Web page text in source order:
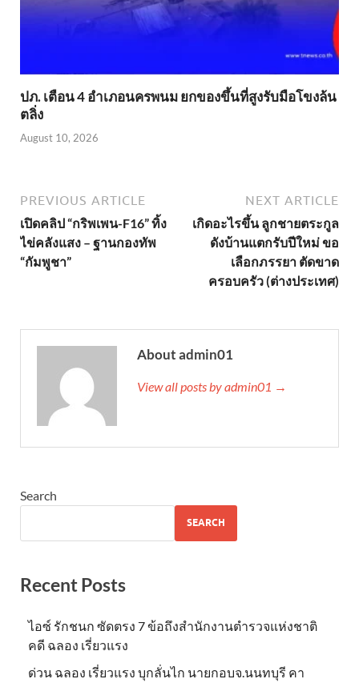
ปภ. เตือน 4 อำเภอนครพนม ยกของขึ้นที่สูงรับมือโขงล้น
ตลิ่ง
August 10, 2026
PREVIOUS ARTICLE
เปิดคลิป “กริพเพน-F16” ทิ้ง
ไข่คลังแสง – ฐานกองทัพ
“กัมพูชา”
NEXT ARTICLE
เกิดอะไรขึ้น ลูกชายตระกูล
ดังบ้านแตกรับปีใหม่ ขอ
เลือกภรรยา ตัดขาด
ครอบครัว (ต่างประเทศ)
About admin01
View all posts by admin01 →
Search
SEARCH
Recent Posts
ไอซ์ รักชนก ซัดตรง 7 ข้อถึงสำนักงานตำรวจแห่งชาติ
คดี ฉลอง เรี่ยวแรง
ด่วน ฉลอง เรี่ยวแรง บุกลั่นไก นายกอบจ.นนทบุรี คา